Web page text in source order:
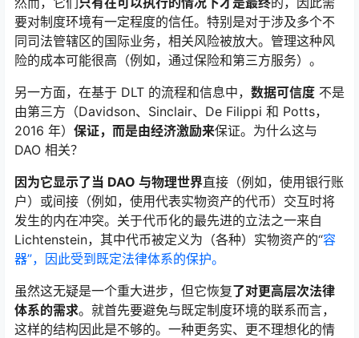
要对制度环境有一定程度的信任。特别是对于涉及多个不
同司法管辖区的国际业务，相关风险被放大。管理这种风
险的成本可能很高（例如，通过保险和第三方服务）。
另一方面，在基于 DLT 的流程和信息中， 数据可信度 不是
由第三方（Davidson、Sinclair、De Filippi 和 Potts，
2016 年） 保证，而是由经济激励来保证。为什么这与
DAO 相关？
因为它显示了当 DAO 与物理世界直接（例如，使用银行账
户）或间接（例如，使用代表实物资产的代币）交互时将
发生的内在冲突。关于代币化的最先进的立法之一来自
Lichtenstein，其中代币被定义为（各种）实物资产的“容
器”，因此受到既定法律体系的保护。
虽然这无疑是一个重大进步，但它恢复了对更高层次法律
体系的需求。就首先要避免与既定制度环境的联系而言，
这样的结构因此是不够的。一种更务实、更不理想化的情